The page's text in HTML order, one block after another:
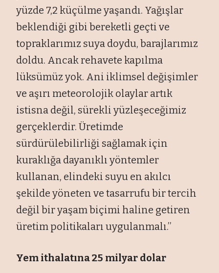
yüzde 7,2 küçülme yaşandı. Yağışlar
beklendiği gibi bereketli geçti ve
topraklarımız suya doydu, barajlarımız
doldu. Ancak rehavete kapılma
lüksümüz yok. Ani iklimsel değişimler
ve aşırı meteorolojik olaylar artık
istisna değil, sürekli yüzleşeceğimiz
gerçeklerdir. Üretimde
sürdürülebilirliği sağlamak için
kuraklığa dayanıklı yöntemler
kullanan, elindeki suyu en akılcı
şekilde yöneten ve tasarrufu bir tercih
değil bir yaşam biçimi haline getiren
üretim politikaları uygulanmalı.’’
Yem ithalatına 25 milyar dolar